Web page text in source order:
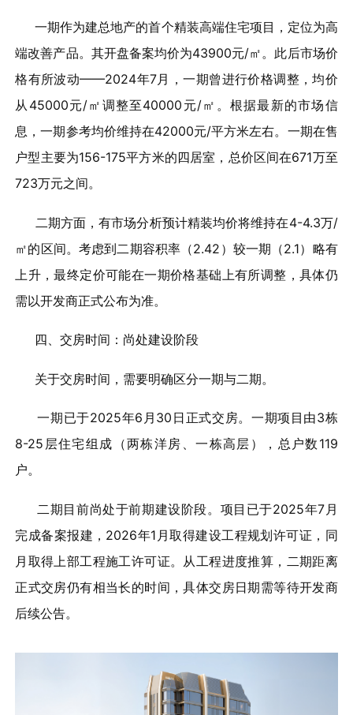
一期作为建总地产的首个精装高端住宅项目，定位为高
端改善产品。其开盘备案均价为43900元/㎡。此后市场价
格有所波动——2024年7月，一期曾进行价格调整，均价
从45000元/㎡调整至40000元/㎡。根据最新的市场信
息，一期参考均价维持在42000元/平方米左右。一期在售
户型主要为156-175平方米的四居室，总价区间在671万至
723万元之间。
二期方面，有市场分析预计精装均价将维持在4-4.3万/
㎡的区间。考虑到二期容积率（2.42）较一期（2.1）略有
上升，最终定价可能在一期价格基础上有所调整，具体仍
需以开发商正式公布为准。
四、交房时间：尚处建设阶段
关于交房时间，需要明确区分一期与二期。
一期已于2025年6月30日正式交房。一期项目由3栋
8-25层住宅组成（两栋洋房、一栋高层），总户数119
户。
二期目前尚处于前期建设阶段。项目已于2025年7月
完成备案报建，2026年1月取得建设工程规划许可证，同
月取得上部工程施工许可证。从工程进度推算，二期距离
正式交房仍有相当长的时间，具体交房日期需等待开发商
后续公告。